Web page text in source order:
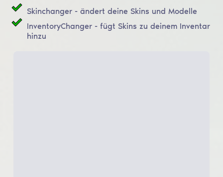
Skinchanger - ändert deine Skins und Modelle
InventoryChanger - fügt Skins zu deinem Inventar
hinzu